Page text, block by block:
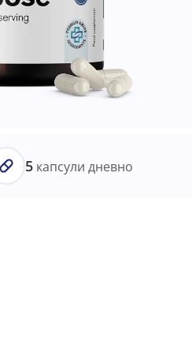
5капсули дневно